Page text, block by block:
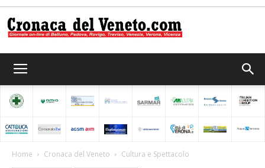
del
Home Cronaca del Veneto Cultura e Spettacolo